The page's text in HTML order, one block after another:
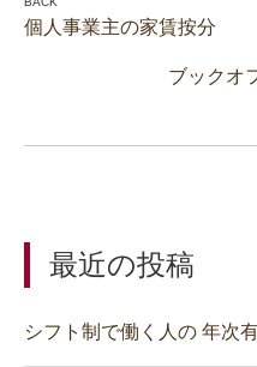
個人事業主の家賃按分
ブックオ
最近の投稿
シフト制で働く人の 年次